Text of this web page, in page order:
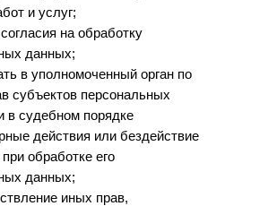
и услуг;
на обработку
данных;
в уполномоченный орган по
субъектов персональных
в судебном порядке
действия или бездействие
обработке его
данных;
иных прав,